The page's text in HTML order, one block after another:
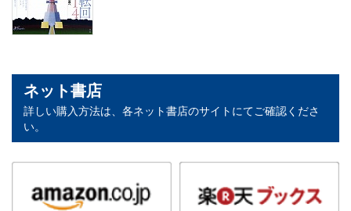
ネット書店
詳しい購入方法は、各ネット書店のサイトにてご確認くださ
い。